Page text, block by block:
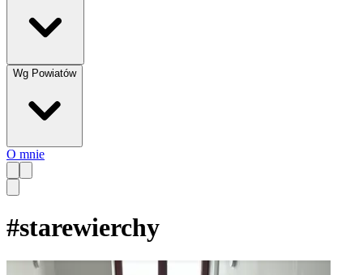
Wg Powiatów
O mnie
#starewierchy